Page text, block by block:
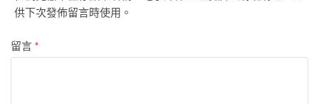
供下次發佈留言時使用。
留言 *